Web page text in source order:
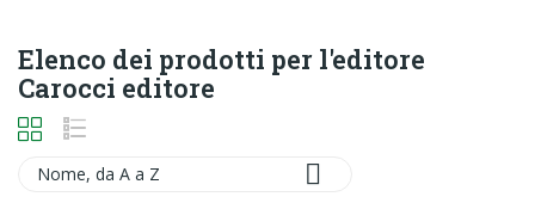
Elenco dei prodotti per l'editore
Carocci editore
Nome, da A a Z 